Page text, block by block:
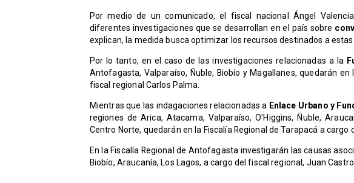
Por medio de un comunicado, el fiscal nacional Ángel
diferentes investigaciones que se desarrollan en el país sobre
explican, la medida busca optimizar los recursos destinados a
Por lo tanto, en el caso de las investigaciones relacionadas a la
Antofagasta, Valparaíso, Ñuble, Biobío y Magallanes, quedarán en
fiscal regional Carlos Palma.
Mientras que las indagaciones relacionadas a Enlace Urbano y
regiones de Arica, Atacama, Valparaíso, O'Higgins, Ñuble,
Centro Norte, quedarán en la Fiscalía Regional de Tarapacá a cargo
En la Fiscalía Regional de Antofagasta investigarán las causas
Biobío, Araucanía, Los Lagos, a cargo del fiscal regional, Juan Castro